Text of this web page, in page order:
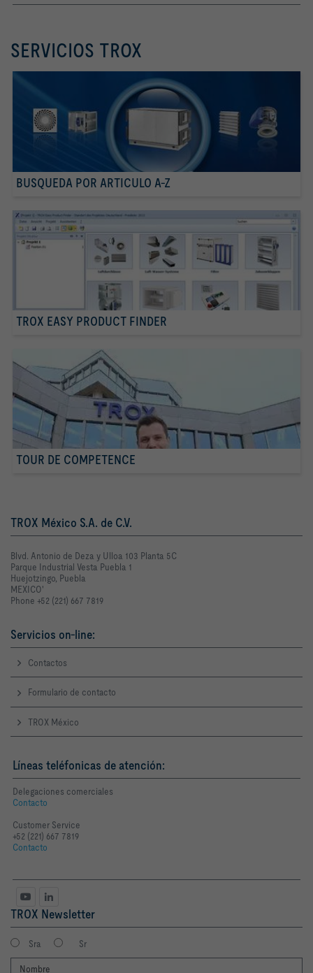
SERVICIOS TROX
BUSQUEDA POR ARTICULO A-Z
TROX EASY PRODUCT FINDER
TOUR DE COMPETENCE
TROX México S.A. de C.V.
Blvd. Antonio de Deza y Ulloa 103 Planta 5C
Parque Industrial Vesta Puebla 1
Huejotzingo, Puebla
MEXICO'
Phone +52 (221) 667 7819
Servicios on-line:
Contactos
Formulario de contacto
TROX México
Líneas teléfonicas de atención:
Delegaciones comerciales
Contacto
Customer Service
+52 (221) 667 7819
Contacto
TROX Newsletter
Sra Sr